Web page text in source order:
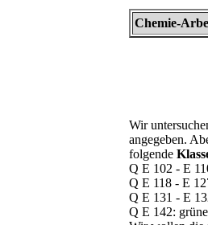
Chemie-
Wir
angegeben.
folgende
Q E 102 - E
Q E 118 - E
Q E 131 - E
Q E 142: